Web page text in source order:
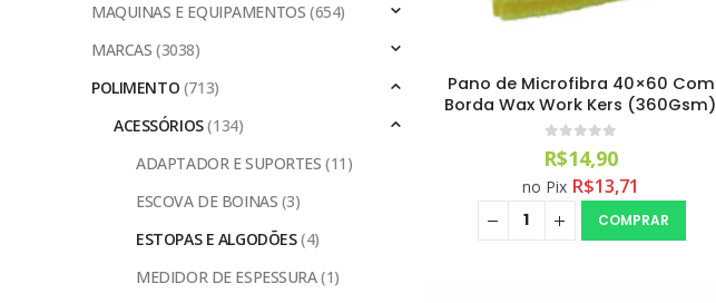
Pano de Microfibra 40×60 Com
Borda Wax Work Kers (360Gsm)
out of 5
R$14,90
no Pix R$13,71
COMPRAR
MAQUINAS E EQUIPAMENTOS (654)
MARCAS (3038)
POLIMENTO (713)
ACESSÓRIOS(134)
ADAPTADOR E SUPORTES (11)
ESCOVA DE BOINAS (3)
ESTOPAS E ALGODÕES(4)
MEDIDOR DE ESPESSURA(1)